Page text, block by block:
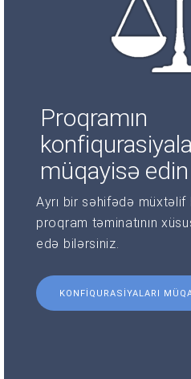
Proqramın
müqayisə edin
Ayrı bir səhifədə
proqram təminatının
edə bilərsiniz.
KONFIQURASIYALARI